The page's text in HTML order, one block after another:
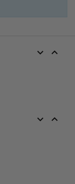
 
 